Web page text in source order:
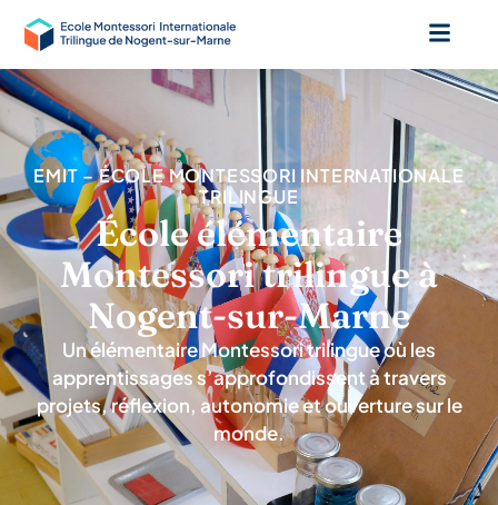
EMIT – ÉCOLE MONTESSORI INTERNATIONALE
TRILINGUE
École élémentaire
Montessori trilingue à
Nogent-sur-Marne
Un élémentaire Montessori trilingue où les
apprentissages s’approfondissent à travers
projets, réflexion, autonomie et ouverture sur le
monde.